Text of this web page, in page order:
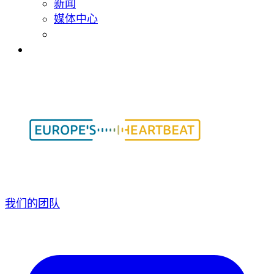
新闻
媒体中心
我们的团队